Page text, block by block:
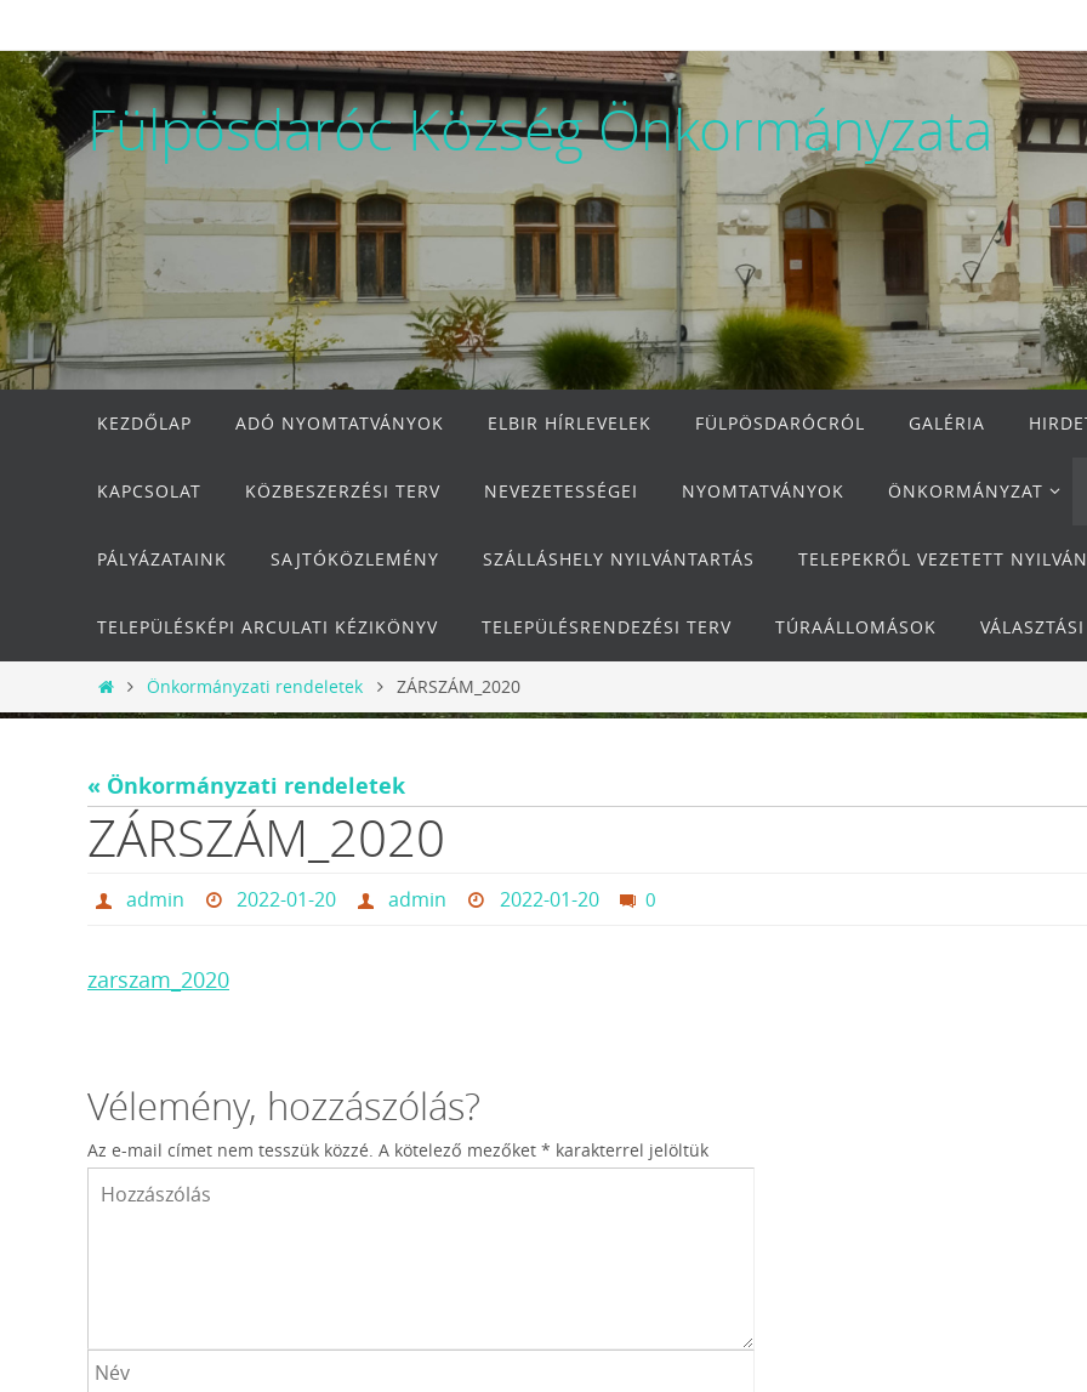
Fülpösdaróc Község Önkormányzata
KEZDŐLAP
ADÓ NYOMTATVÁNYOK ELBIR HÍRLEVELEK FÜLPÖSDARÓCRÓL GALÉRIA
KAPCSOLAT KÖZBESZERZÉSI TERV NEVEZETESSÉGEI NYOMTATVÁNYOK ÖNKORMÁNYZAT
PÁLYÁZATAINK SAJTÓKÖZLEMÉNY SZÁLLÁSHELY NYILVÁNTARTÁS TELEPEKRŐL VEZETETT
TELEPÜLÉSKÉPI ARCULATI KÉZIKÖNYV TELEPÜLÉSRENDEZÉSI TERV TÚRAÁLLOMÁSOK
Otthon
Önkormányzati rendeletek ZÁRSZÁM_2020
« Önkormányzati rendeletek
ZÁRSZÁM_2020
admin 2022-01-20 admin 2022-01-20 0
zarszam_2020
Vélemény, hozzászólás?
Az e-mail címet nem tesszük közzé. A kötelező mezőket * karakterrel jelöltük